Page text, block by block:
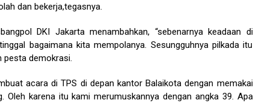
dan bekerja,tegasnya.
DKI Jakarta menambahkan, “sebenarnya keadaan di
bagaimana kita mempolanya. Sesungguhnya pilkada itu
pesta demokrasi.
acara di TPS di depan kantor Balaikota dengan memakai
Oleh karena itu kami merumuskannya dengan angka 39. Apa